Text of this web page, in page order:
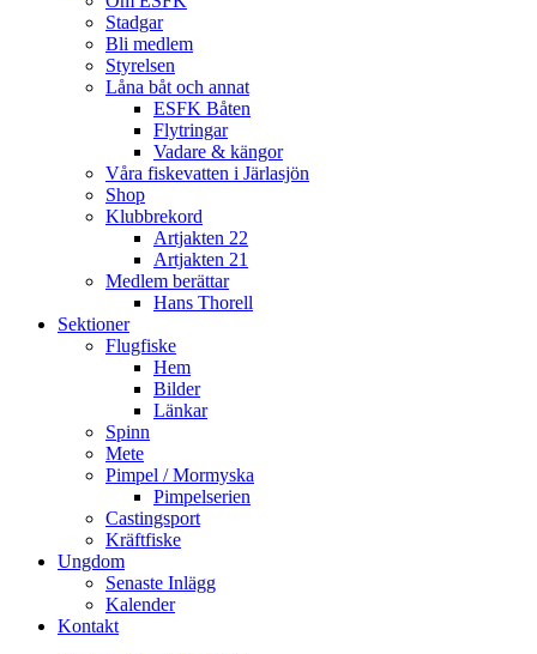
Stadgar
Bli medlem
Styrelsen
Låna båt och annat
ESFK Båten
Flytringar
Vadare & kängor
Våra fiskevatten i Järlasjön
Shop
Klubbrekord
Artjakten 22
Artjakten 21
Medlem berättar
Hans Thorell
Sektioner
Flugfiske
Hem
Bilder
Länkar
Spinn
Mete
Pimpel / Mormyska
Pimpelserien
Castingsport
Kräftfiske
Ungdom
Senaste Inlägg
Kalender
Kontakt